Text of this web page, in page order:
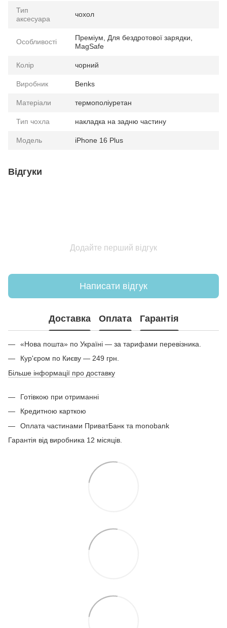
Тип
аксесуара
чохол
Особливості
Преміум, Для бездротової зарядки,
MagSafe
Колір чорний
Виробник Benks
Матеріали термополіуретан
Тип чохла накладка на задню частину
Модель iPhone 16 Plus
Відгуки
Додайте перший відгук
Написати відгук
Доставка Оплата Гарантія
«Нова пошта» по Україні — за тарифами перевізника.
Кур'єром по Києву — 249 грн.
Більше інформації про доставку
Готівкою при отриманні
Кредитною карткою
Оплата частинами ПриватБанк та monobank
Гарантія від виробника 12 місяців.